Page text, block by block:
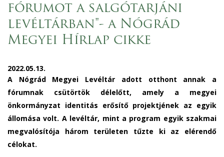
fórumot a salgótarjáni
levéltárban"- a Nógrád
Megyei Hírlap cikke
2022.05.13.
A Nógrád Megyei Levéltár adott otthont annak a
fórumnak csütörtök délelőtt, amely a megyei
önkormányzat identitás erősítő projektjének az egyik
állomása volt. A levéltár, mint a program egyik szakmai
megvalósítója három területen tűzte ki az elérendő
célokat.